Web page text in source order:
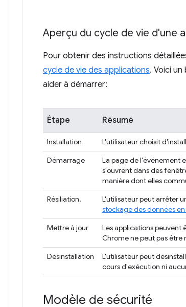
Aperçu du cycle de vie d'une
Pour obtenir des instructions
cycle de vie des applications. Voici
aider à démarrer:
Étape Résumé
Installation L'utilisateur choisit
Démarrage
La page de l'événement
s'ouvrent dans des
manière dont elles
Résiliation.
L'utilisateur peut arrêter
stockage des données
Mettre à jour
Les applications peuvent
Chrome ne peut pas
Désinstallation
L'utilisateur peut
cours d'exécution ni
Modèle de sécurité